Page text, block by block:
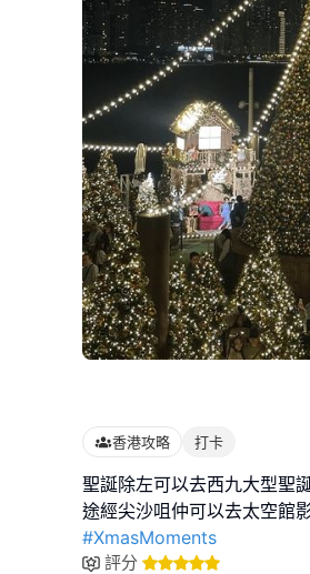
香港攻略 打卡
聖誕除左可以去西九大型聖
#XmasMoments
評分